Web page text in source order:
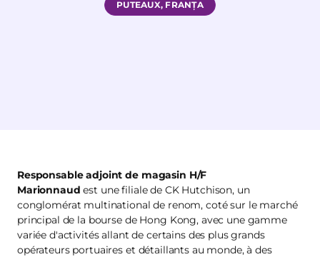
PUTEAUX, FRANȚA
Responsable adjoint de magasin H/F
Marionnaud est une filiale de CK Hutchison, un
conglomérat multinational de renom, coté sur le marché
principal de la bourse de Hong Kong, avec une gamme
variée d'activités allant de certains des plus grands
opérateurs portuaires et détaillants au monde, à des